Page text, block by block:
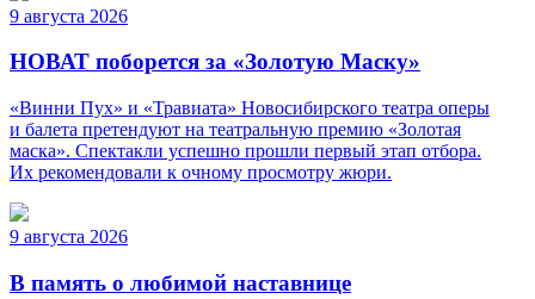
9 августа 2026
НОВАТ поборется за «Золотую Маску»
«Винни Пух» и «Травиата» Новосибирского театра оперы
и балета претендуют на театральную премию «Золотая
маска». Спектакли успешно прошли первый этап отбора.
Их рекомендовали к очному просмотру жюри.
9 августа 2026
В память о любимой наставнице